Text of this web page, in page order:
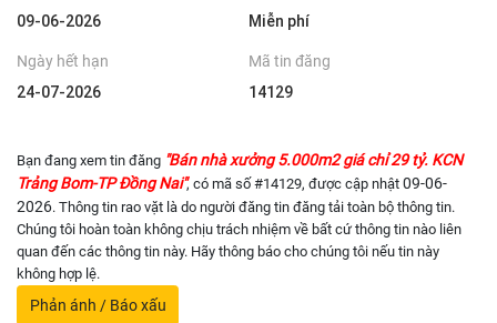
09-06-2026 Miễn phí
Ngày hết hạn
24-07-2026
Mã tin đăng
14129
Bạn đang xem tin đăng "Bán nhà xưởng 5.000m2 giá chỉ 29 tỷ. KCN
Trảng Bom-TP Đồng Nai", có mã số #14129, được cập nhật 09-06-
2026. Thông tin rao vặt là do người đăng tin đăng tải toàn bộ thông tin.
Chúng tôi hoàn toàn không chịu trách nhiệm về bất cứ thông tin nào liên
quan đến các thông tin này. Hãy thông báo cho chúng tôi nếu tin này
không hợp lệ.
Phản ánh / Báo xấu